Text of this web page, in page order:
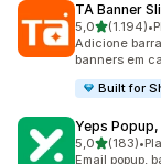
TA Banner
5,0de 5(1.194)
1194 •
Adicione
banners em
Built for
Yeps Popup,
5,0de 5(183)
183 •
Email popup,